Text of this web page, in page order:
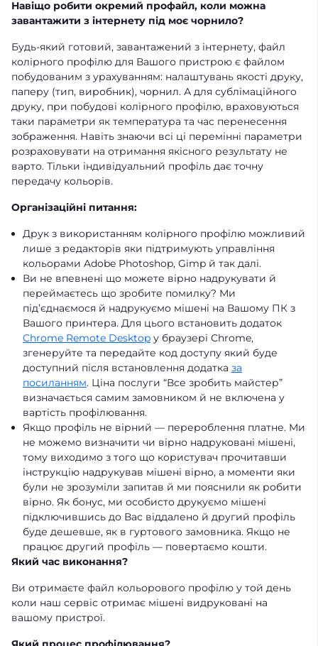
Навіщо робити окремий профайл, коли можна
завантажити з інтернету під моє чорнило?
Будь-який готовий, завантажений з інтернету, файл
колірного профілю для Вашого пристрою є файлом
побудованим з урахуванням: налаштувань якості друку,
паперу (тип, виробник), чорнил. А для сублімаційного
друку, при побудові колірного профілю, враховуються
таки параметри як температура та час перенесення
зображення. Навіть знаючи всі ці перемінні параметри
розраховувати на отримання якісного результату не
варто. Тільки індивідуальний профіль дає точну
передачу кольорів.
Організаційні питання:
Друк з використанням колірного профілю можливий
лише з редакторів яки підтримують управління
кольорами Adobe Photoshop, Gimp й так далі.
Ви не впевнені що можете вірно надрукувати й
переймаєтесь що зробите помилку? Ми
під’єднаємося й надрукуємо мішені на Вашому ПК з
Вашого принтера. Для цього встановить додаток
Chrome Remote Desktop у браузері Сhrome,
згенеруйте та передайте код доступу який буде
доступний після встановлення додатка за
посиланням. Ціна послуги “Все зробить майстер”
визначається самим замовником й не включена у
вартість профілювання.
Якщо профіль не вірний — перероблення платне. Ми
не можемо визначити чи вірно надруковані мішені,
тому виходимо з того що користувач прочитавши
інструкцію надрукував мішені вірно, а моменти яки
були не зрозуміли запитав й ми пояснили як робити
вірно. Як бонус, ми особисто друкуємо мішені
підключившись до Вас віддалено й другий профіль
буде дешевше, як в гуртового замовника. Якщо не
працює другий профіль — повертаємо кошти.
Який час виконання?
Ви отримаєте файл кольорового профілю у той день
коли наш сервіс отримає мішені видруковані на
вашому пристрої.